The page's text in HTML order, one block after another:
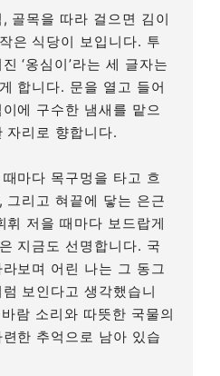
골목을 따라 걸으면 김이
은 식당이 보입니다. 투
‘옹심이’라는 세 글자는
합니다. 문을 열고 들어
에 구수한 냄새를 맡으
자리로 향합니다.
마다 목구멍을 타고 흐
그리고 혀끝에 닿는 은근
휘 저을 때마다 보드랍게
지금도 선명합니다. 국
보며 어린 나는 그 동그
보인다고 생각했습니
람 소리와 따뜻한 국물의
한 추억으로 남아 있습